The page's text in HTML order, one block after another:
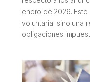
enero de 2026.
voluntaria, sino una
obligaciones